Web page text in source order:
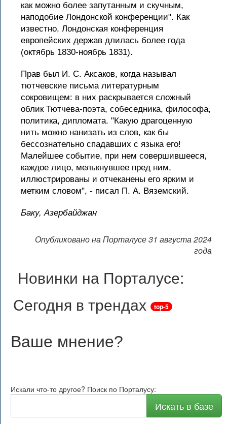
как можно более запутанным и скучным,
наподобие Лондонской конференции". Как
известно, Лондонская конференция
европейских держав длилась более года
(октябрь 1830-ноябрь 1831).
Прав был И. С. Аксаков, когда называл
тютчевские письма литературным
сокровищем: в них раскрывается сложный
облик Тютчева-поэта, собеседника, философа,
политика, дипломата. "Какую драгоценную
нить можно нанизать из слов, как бы
бессознательно спадавших с языка его!
Малейшее событие, при нем совершившееся,
каждое лицо, мелькнувшее пред ним,
иллюстрированы и отчеканены его ярким и
метким словом", - писал П. А. Вяземский.
Баку, Азербайджан
Опубликовано на Порталусе 31 августа 2024
года
Новинки на Порталусе:
Сегодня в трендах
top-5
Ваше мнение?
Искали что-то другое? Поиск по Порталусу:
Искать в базе